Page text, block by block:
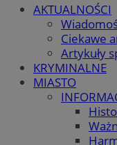
AKTUALNOŚCI
Ciekawe
Artykuły
KRYMINALNE
MIASTO